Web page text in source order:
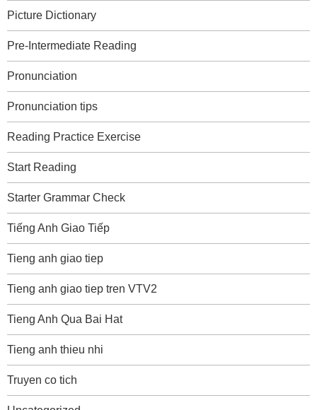
Picture Dictionary
Pre-Intermediate Reading
Pronunciation
Pronunciation tips
Reading Practice Exercise
Start Reading
Starter Grammar Check
Tiếng Anh Giao Tiếp
Tieng anh giao tiep
Tieng anh giao tiep tren VTV2
Tieng Anh Qua Bai Hat
Tieng anh thieu nhi
Truyen co tich